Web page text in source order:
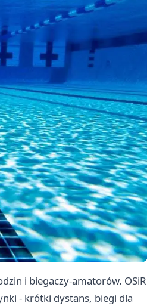
i biegaczy-amatorów. OSiR
- krótki dystans, biegi dla